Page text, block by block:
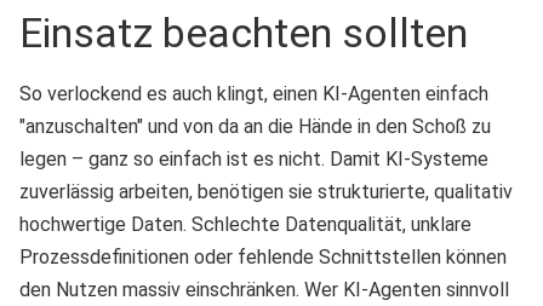
Einsatz beachten sollten
So verlockend es auch klingt, einen KI-Agenten einfach
"anzuschalten" und von da an die Hände in den Schoß zu
legen – ganz so einfach ist es nicht. Damit KI-Systeme
zuverlässig arbeiten, benötigen sie strukturierte, qualitativ
hochwertige Daten. Schlechte Datenqualität, unklare
Prozessdefinitionen oder fehlende Schnittstellen können
den Nutzen massiv einschränken. Wer KI-Agenten sinnvoll